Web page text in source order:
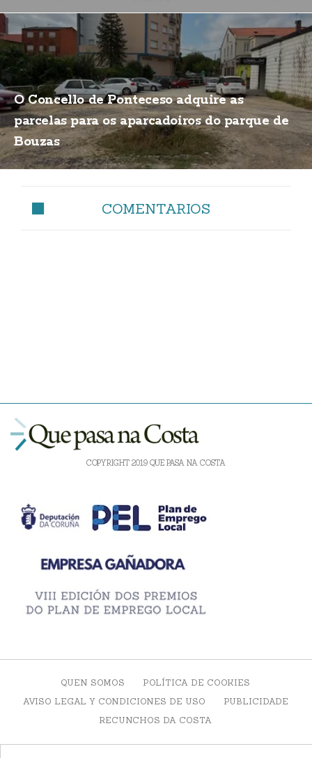
O Concello de Ponteceso adquire as
parcelas para os aparcadoiros do parque de
Bouzas
COMENTARIOS
COPYRIGHT 2019 QUE PASA NA COSTA
QUEN SOMOS
POLÍTICA DE COOKIES
AVISO LEGAL Y CONDICIONES DE USO
PUBLICIDADE
RECUNCHOS DA COSTA